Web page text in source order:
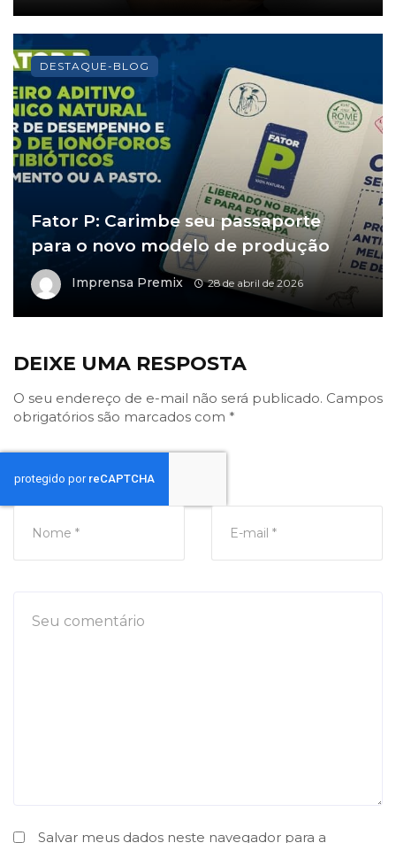
Fator P: Carimbe seu passaporte
para o novo modelo de produção
Imprensa Premix 28 de abril de 2026
DESTAQUE-BLOG
DEIXE UMA RESPOSTA
O seu endereço de e-mail não será publicado. Campos
obrigatórios são marcados com *
Salvar meus dados neste navegador para a